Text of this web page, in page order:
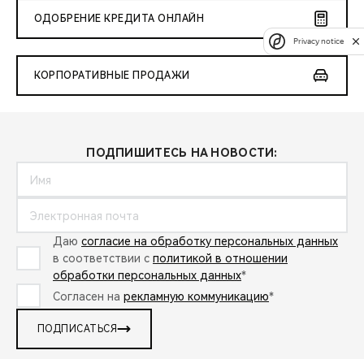
ОДОБРЕНИЕ КРЕДИТА ОНЛАЙН
КОРПОРАТИВНЫЕ ПРОДАЖИ
ПОДПИШИТЕСЬ НА НОВОСТИ:
Даю согласие на обработку персональных данных
в соответствии с политикой в отношении
обработки персональных данных*
Согласен на рекламную коммуникацию*
ПОДПИСАТЬСЯ
Privacy notice